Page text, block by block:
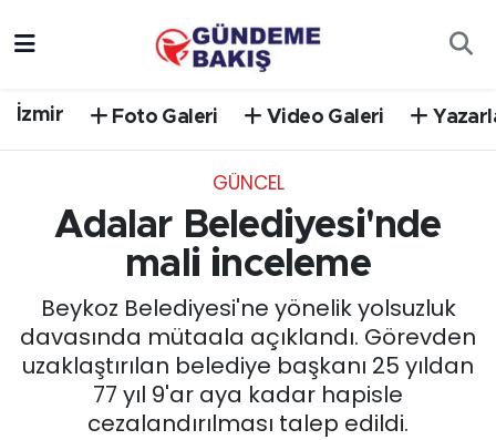
İzmir Foto Galeri Video Galeri
GÜNCEL
Adalar Belediyesi'nde
mali inceleme
Beykoz Belediyesi'ne yönelik yolsuzluk
davasında mütaala açıklandı. Görevden
uzaklaştırılan belediye başkanı 25 yıldan
77 yıl 9'ar aya kadar hapisle
cezalandırılması talep edildi.
EĞİTİM
EKONOMİ
English News
Süper Lig Puan Durumu ve Fikstür
Tüm Manşetler
Son Dakika Haberleri
Haber Arşivi